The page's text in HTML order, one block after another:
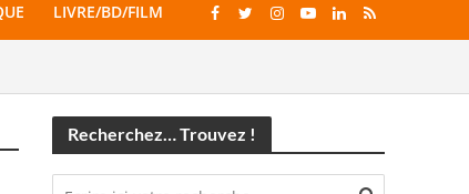
LIVRE/BD/FILM
Recherchez… Trouvez !